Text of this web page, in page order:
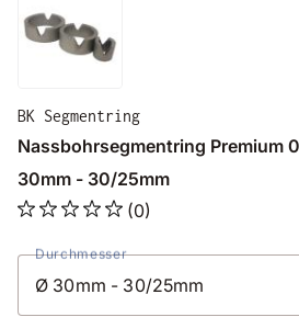
BK Segmentring
Nassbohrsegmentring Premium
30mm - 30/25mm
(0)
Durchmesser